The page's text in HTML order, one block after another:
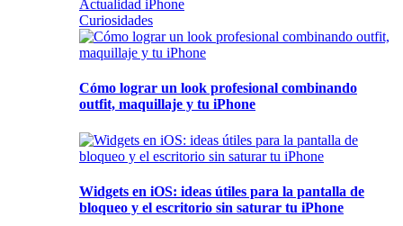
Actualidad iPhone
Curiosidades
Cómo lograr un look profesional combinando
outfit, maquillaje y tu iPhone
Widgets en iOS: ideas útiles para la pantalla de
bloqueo y el escritorio sin saturar tu iPhone